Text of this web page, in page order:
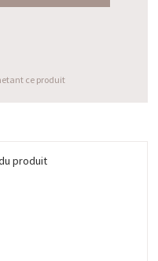
ce produit
produit